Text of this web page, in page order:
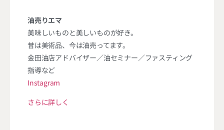
油売りエマ
美味しいものと美しいものが好き。
昔は美術品、今は油売ってます。
金田油店アドバイザー／油セミナー／ファスティング
指導など
Instagram
さらに詳しく